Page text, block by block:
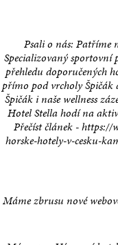
Psali o nás: Patříme
Specializovaný sportovní
přehledu doporučených
přímo pod vrcholy
Špičák i naše wellness
Hotel Stella hodí na
Přečíst článek -
horske-hotely-v-cesku-
Máme zbrusu nové